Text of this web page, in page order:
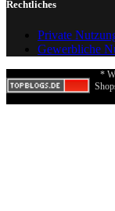
Rechtliches
Private
Gewerbliche
*